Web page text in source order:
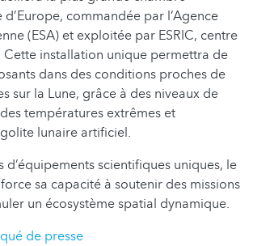
commandée par l’Agence
(ESA) et exploitée par ESRIC, centre
Cette installation unique permettra de
dans des conditions proches de
sur la Lune, grâce à des niveaux de
températures extrêmes et
lunaire artificiel.
d’équipements scientifiques uniques, le
sa capacité à soutenir des missions
un écosystème spatial dynamique.
de presse